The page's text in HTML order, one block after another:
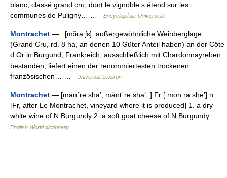
blanc, classé grand cru, dont le vignoble s étend sur les
communes de Puligny… …
Encyclopédie Universelle
Montrachet — [mɔ̃ra ʃɛ], außergewöhnliche Weinberglage
(Grand Cru, rd. 8 ha, an denen 10 Güter Anteil haben) an der Côte
d Or in Burgund, Frankreich, ausschließlich mit Chardonnayreben
bestanden, liefert einen der renommiertesten trockenen
französischen… …
Universal-Lexikon
Montrachet — [män΄rə shā′, mänt΄rə shā′; ] Fr [ mōn rȧ she′] n.
[Fr, after Le Montrachet, vineyard where it is produced] 1. a dry
white wine of N Burgundy 2. a soft goat cheese of N Burgundy …
English World dictionary